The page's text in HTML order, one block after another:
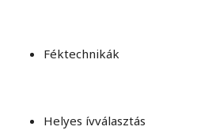
Féktechnikák
Helyes ívválasztás